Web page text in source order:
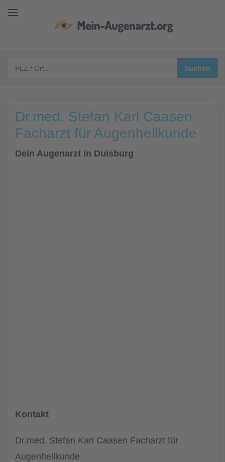
Dr.med. Stefan Karl Caasen
Facharzt für Augenheilkunde
Dein Augenarzt in Duisburg
Kontakt
Dr.med. Stefan Karl Caasen Facharzt für
Augenheilkunde